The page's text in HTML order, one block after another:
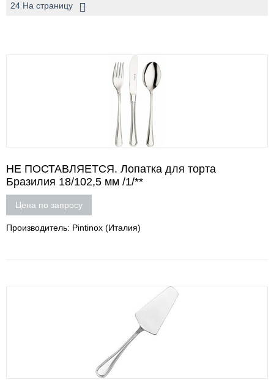
24 На страницу
НЕ ПОСТАВЛЯЕТСЯ. Лопатка для торта
Бразилия 18/102,5 мм /1/**
Цена по запросу
Производитель: Pintinox (Италия)